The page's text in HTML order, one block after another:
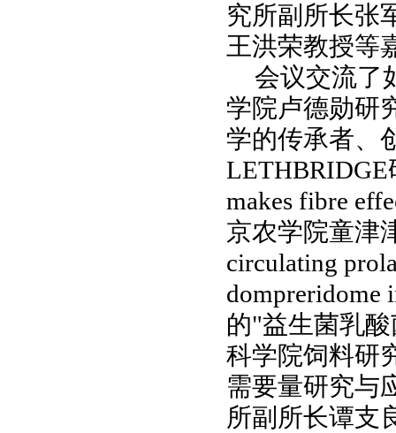
究所副所长张
王洪荣教授等
会议交流了
学院卢德勋研
学的传承者、
LETHBRIDGE
makes fibre
京农学院童津
circulating
dompreridome
的"益生菌乳
科学院饲料研
需要量研究与
所副所长谭支